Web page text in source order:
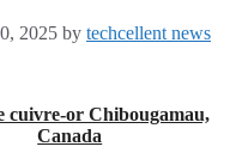
2025 by techcellent news
cuivre-or Chibougamau,
Canada